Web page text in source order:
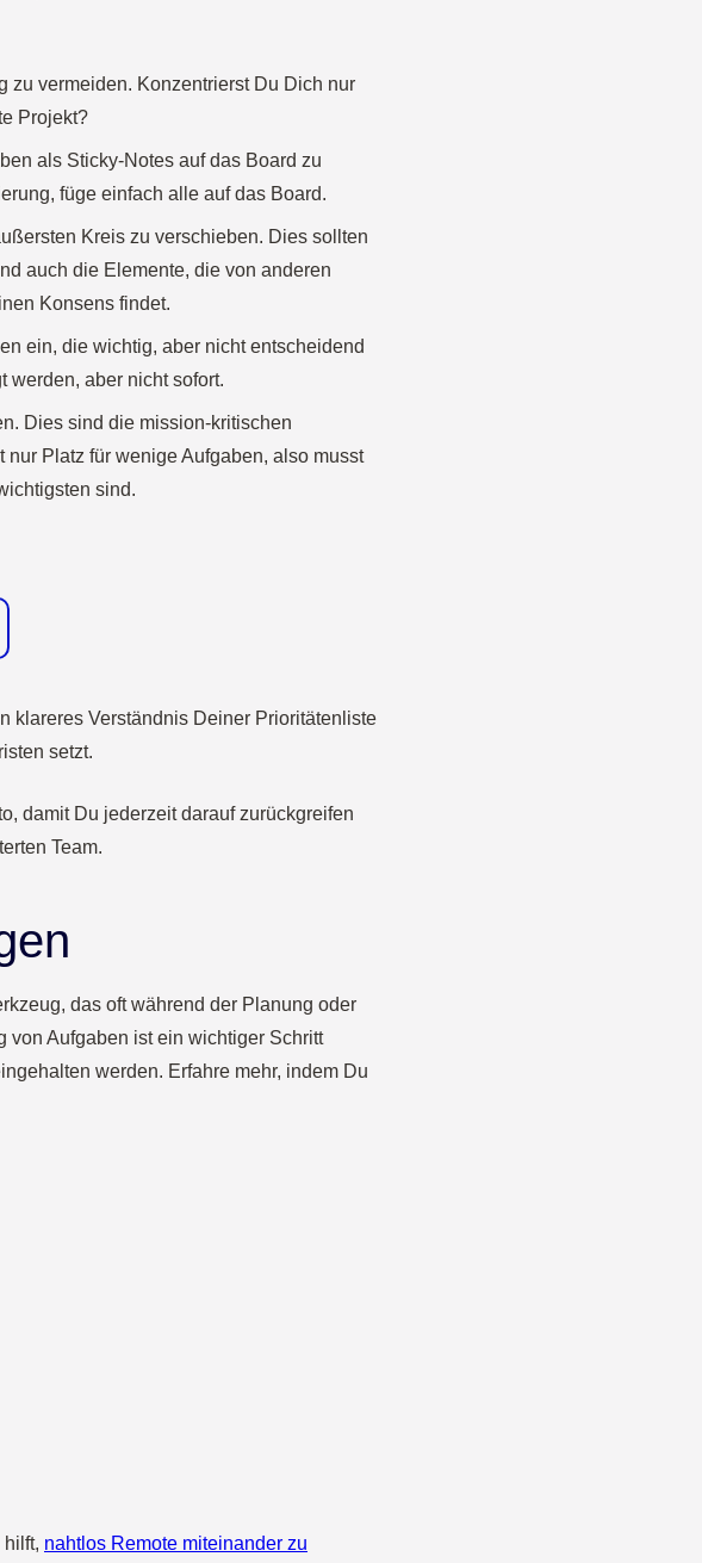
zu vermeiden. Konzentrierst Du Dich nur
Projekt?
als Sticky-Notes auf das Board zu
füge einfach alle auf das Board.
Kreis zu verschieben. Dies sollten
auch die Elemente, die von anderen
Konsens findet.
ein, die wichtig, aber nicht entscheidend
werden, aber nicht sofort.
Dies sind die mission-kritischen
Platz für wenige Aufgaben, also musst
sind.
klareres Verständnis Deiner Prioritätenliste
setzt.
damit Du jederzeit darauf zurückgreifen
Team.
das oft während der Planung oder
von Aufgaben ist ein wichtiger Schritt
werden. Erfahre mehr, indem Du
nahtlos Remote miteinander zu